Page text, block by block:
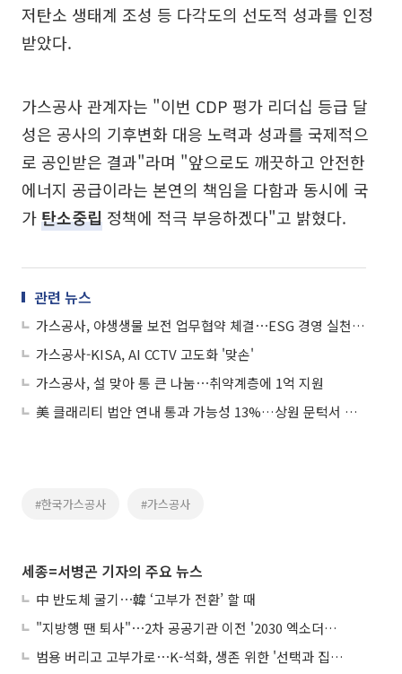
저탄소 생태계 조성 등 다각도의 선도적 성과를 인정
받았다.
가스공사 관계자는 "이번 CDP 평가 리더십 등급 달
성은 공사의 기후변화 대응 노력과 성과를 국제적으
로 공인받은 결과"라며 "앞으로도 깨끗하고 안전한
에너지 공급이라는 본연의 책임을 다함과 동시에 국
가탄소중립 정책에 적극 부응하겠다"고 밝혔다.
관련 뉴스
가스공사, 야생생물 보전 업무협약 체결⋯ESG 경영 실천 박차
가스공사-KISA, AI CCTV 고도화 '맞손'
가스공사, 설 맞아 통 큰 나눔⋯취약계층에 1억 지원
美 클래리티 법안 연내 통과 가능성 13%…상원 문턱서 제동
#한국가스공사 #가스공사
세종=서병곤 기자의 주요 뉴스
中 반도체 굴기⋯韓 ‘고부가 전환’ 할 때
"지방행 땐 퇴사"⋯2차 공공기관 이전 '2030 엑소더스' 뇌관
범용 버리고 고부가로⋯K-석화, 생존 위한 '선택과 집중'